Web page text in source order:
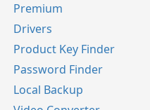
Premium
Drivers
Product Key Finder
Password Finder
Local Backup